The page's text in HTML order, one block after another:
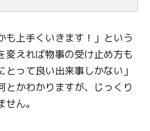
も上手くいきます！」という
変えれば物事の受け止め方も
って良い出来事しかない」
とかわかりますが、じっくり
ん。